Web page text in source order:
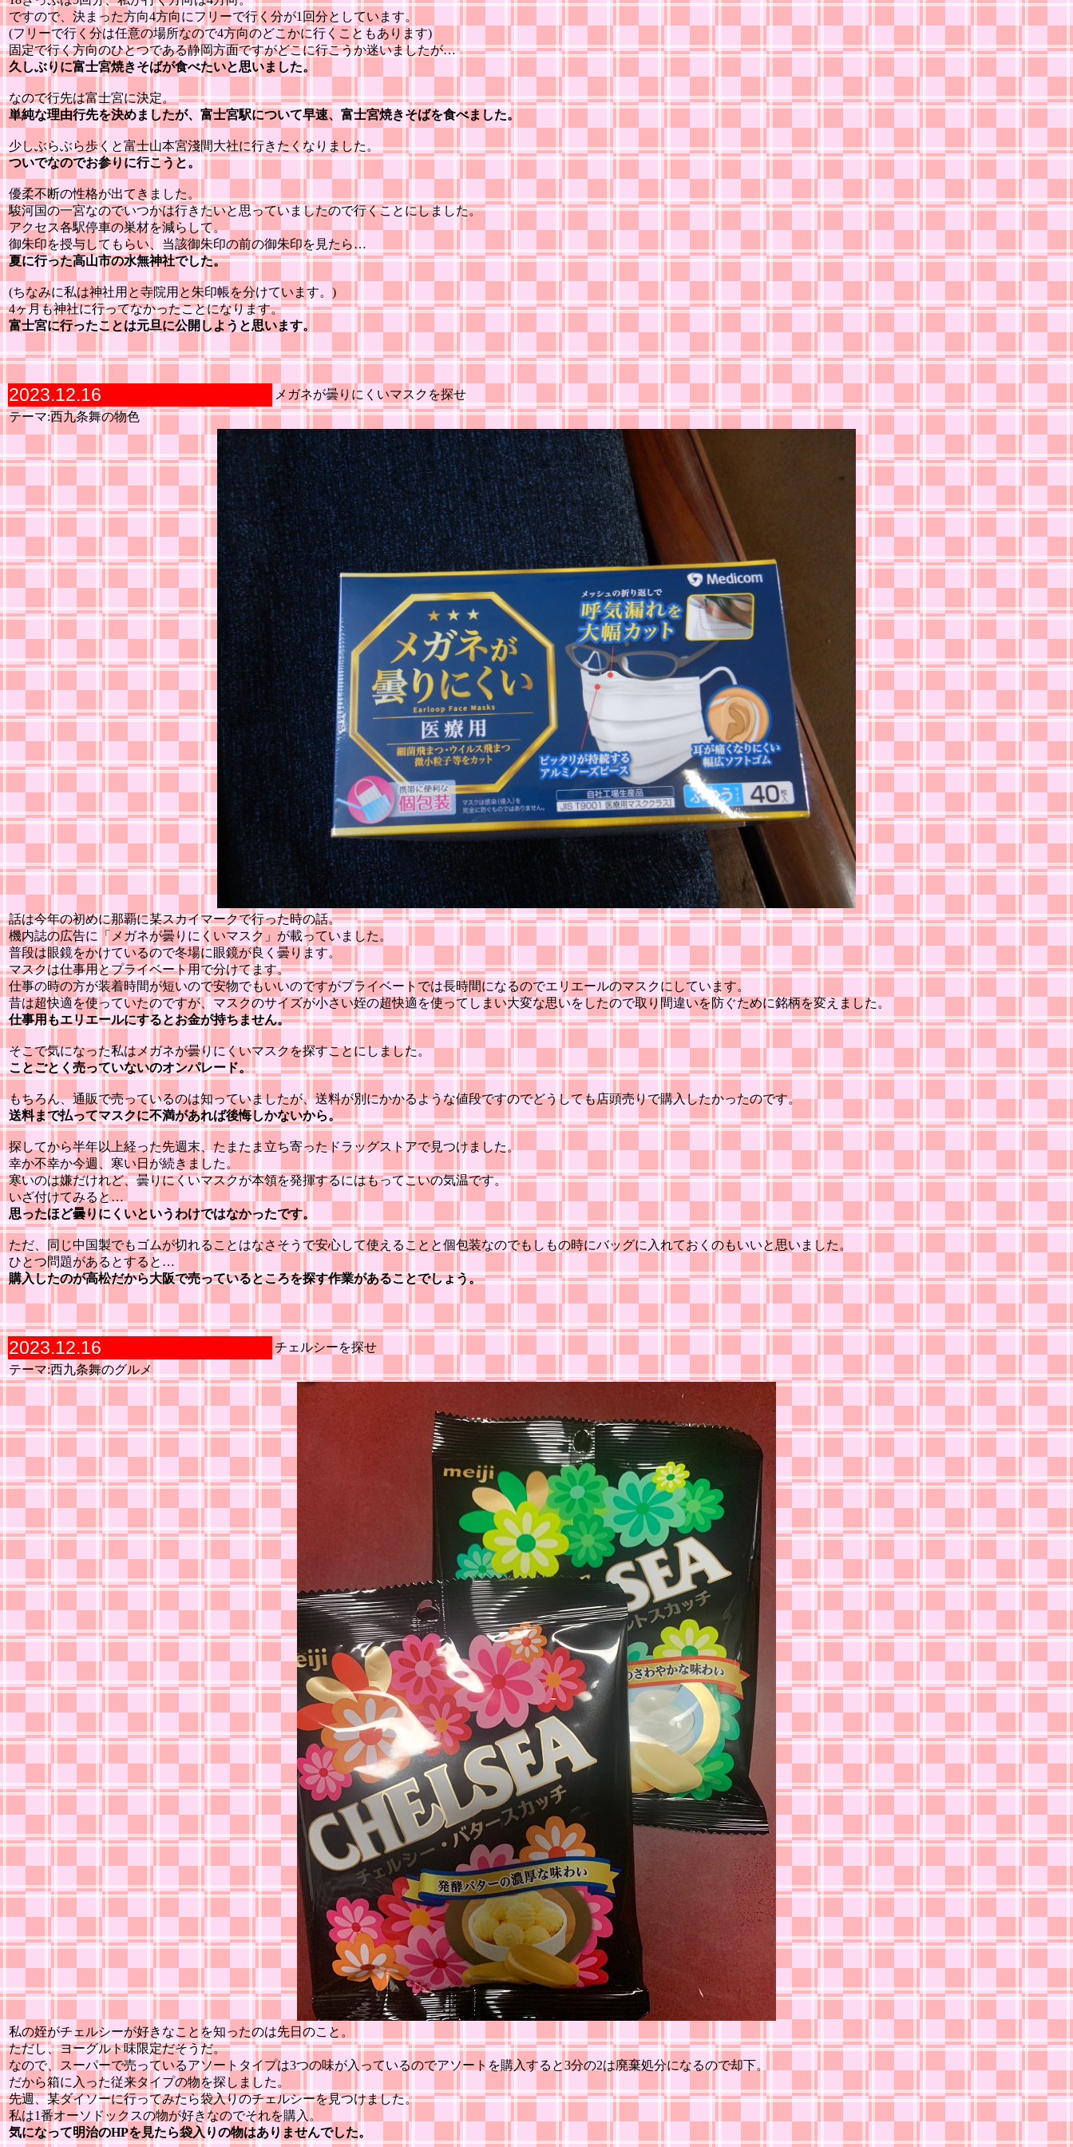
ですので、決まった方向4方向にフリーで行く分が1回分としています。
(フリーで行く分は任意の場所なので4方向のどこかに行くこともあります)
固定で行く方向のひとつである静岡方面ですがどこに行こうか迷いましたが…
久しぶりに富士宮焼きそばが食べたいと思いました。
なので行先は富士宮に決定。
単純な理由行先を決めましたが、富士宮駅について早速、富士宮焼きそばを食べました。
少しぶらぶら歩くと富士山本宮淺間大社に行きたくなりました。
ついでなのでお参りに行こうと。
優柔不断の性格が出てきました。
駿河国の一宮なのでいつかは行きたいと思っていましたので行くことにしました。
アクセス各駅停車の巣材を減らして。
御朱印を授与してもらい、当該御朱印の前の御朱印を見たら…
夏に行った高山市の水無神社でした。
(ちなみに私は神社用と寺院用と朱印帳を分けています。)
4ヶ月も神社に行ってなかったことになります。
富士宮に行ったことは元旦に公開しようと思います。
2023.12.16
メガネが曇りにくいマスクを探せ
テーマ:西九条舞の物色
話は今年の初めに那覇に某スカイマークで行った時の話。
機内誌の広告に「メガネが曇りにくいマスク」が載っていました。
普段は眼鏡をかけているので冬場に眼鏡が良く曇ります。
マスクは仕事用とプライベート用で分けてます。
仕事の時の方が装着時間が短いので安物でもいいのですがプライベートでは長時間になるのでエリエールのマスクにしています。
昔は超快適を使っていたのですが、マスクのサイズが小さい姪の超快適を使ってしまい大変な思いをしたので取り間違いを防ぐために銘柄を変えました。
仕事用もエリエールにするとお金が持ちません。
そこで気になった私はメガネが曇りにくいマスクを探すことにしました。
ことごとく売っていないのオンパレード。
もちろん、通販で売っているのは知っていましたが、送料が別にかかるような値段ですのでどうしても店頭売りで購入したかったのです。
送料まで払ってマスクに不満があれば後悔しかないから。
探してから半年以上経った先週末、たまたま立ち寄ったドラッグストアで見つけました。
幸か不幸か今週、寒い日が続きました。
寒いのは嫌だけれど、曇りにくいマスクが本領を発揮するにはもってこいの気温です。
いざ付けてみると…
思ったほど曇りにくいというわけではなかったです。
ただ、同じ中国製でもゴムが切れることはなさそうで安心して使えることと個包装なのでもしもの時にバッグに入れておくのもいいと思いました。
ひとつ問題があるとすると…
購入したのが高松だから大阪で売っているところを探す作業があることでしょう。
2023.12.16
チェルシーを探せ
テーマ:西九条舞のグルメ
私の姪がチェルシーが好きなことを知ったのは先日のこと。
ただし、ヨーグルト味限定だそうだ。
なので、スーパーで売っているアソートタイプは3つの味が入っているのでアソートを購入すると3分の2は廃棄処分になるので却下。
だから箱に入った従来タイプの物を探しました。
先週、某ダイソーに行ってみたら袋入りのチェルシーを見つけました。
私は1番オーソドックスの物が好きなのでそれを購入。
気になって明治のHPを見たら袋入りの物はありませんでした。